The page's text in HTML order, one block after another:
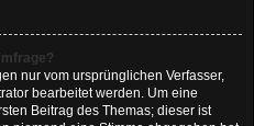
nur vom ursprünglichen Verfasser,
bearbeitet werden. Um eine
Beitrag des Themas; dieser ist